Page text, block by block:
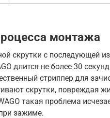
монтажа
скрутки с последующей
длится не более 30
стриппер для
скрутки, повреждая
такая проблема
зажиме.